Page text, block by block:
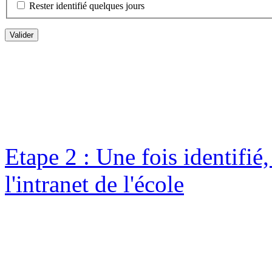
Rester identifié quelques jours
Etape 2 : Une fois
l'intranet de l'école